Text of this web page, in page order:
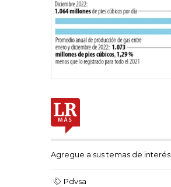
Agregue a sus temas de interés
Pdvsa